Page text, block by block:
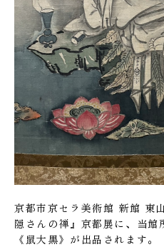
京都市京セラ美術館 新館 東
隠さんの禅』京都展に、当館
《鼠大黒》が出品されます。